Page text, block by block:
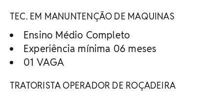
TEC. EM MANUNTENÇÃO DE MAQUINAS
Ensino Médio Completo
Experiência mínima 06 meses
01 VAGA
TRATORISTA OPERADOR DE ROÇADEIRA